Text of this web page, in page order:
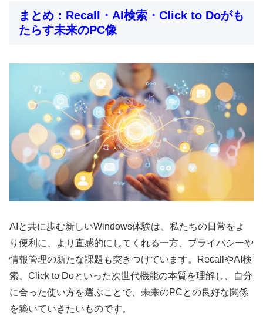
まとめ：Recall・AI検索・Click to Doがも
たらす未来のPC像
AIと共に歩む新しいWindows体験は、私たちの日常をよ
り便利に、より直感的にしてくれる一方、プライバシーや
情報管理の新たな課題も突きつけています。RecallやAI検
索、Click to Doといった次世代機能の本質を理解し、自分
に合った使い方を選ぶことで、未来のPCとの良好な関係
を築いていきたいものです。